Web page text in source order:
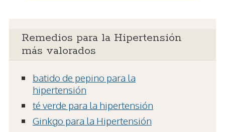
Remedios para la Hipertensión
más valorados
batido de pepino para la
hipertensión
té verde para la hipertensión
Ginkgo para la Hipertensión